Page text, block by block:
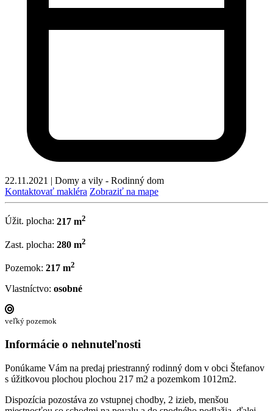
22.11.2021 | Domy a vily - Rodinný dom
Kontaktovať makléra Zobraziť na mape
Úžit. plocha: 217 m2
Zast. plocha: 280 m2
Pozemok: 217 m2
Vlastníctvo: osobné
veľký pozemok
Informácie o nehnuteľnosti
Ponúkame Vám na predaj priestranný rodinný dom v obci Štefanov
s úžitkovou plochou plochou 217 m2 a pozemkom 1012m2.
Dispozícia pozostáva zo vstupnej chodby, 2 izieb, menšou